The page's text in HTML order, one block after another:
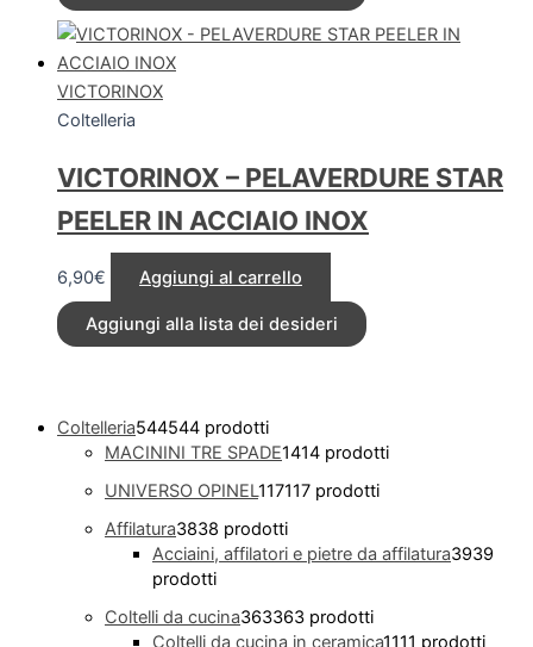
VICTORINOX
Coltelleria
VICTORINOX – PELAVERDURE STAR
PEELER IN ACCIAIO INOX
6,90€ Aggiungi al carrello
Aggiungi alla lista dei desideri
Coltelleria544544 prodotti
MACININI TRE SPADE1414 prodotti
UNIVERSO OPINEL117117 prodotti
Affilatura3838 prodotti
Acciaini, affilatori e pietre da affilatura3939
prodotti
Coltelli da cucina363363 prodotti
Coltelli da cucina in ceramica1111 prodotti